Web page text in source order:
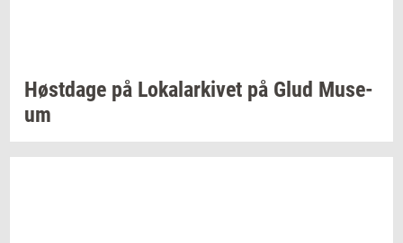
Høst­da­ge på Lo­ka­lar­ki­vet på Glud Mu­se­
um